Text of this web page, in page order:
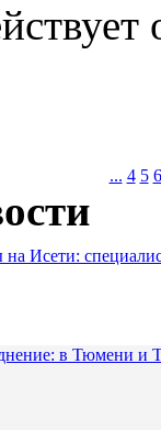
... 4 5 6
Исети:
в Тюмени и